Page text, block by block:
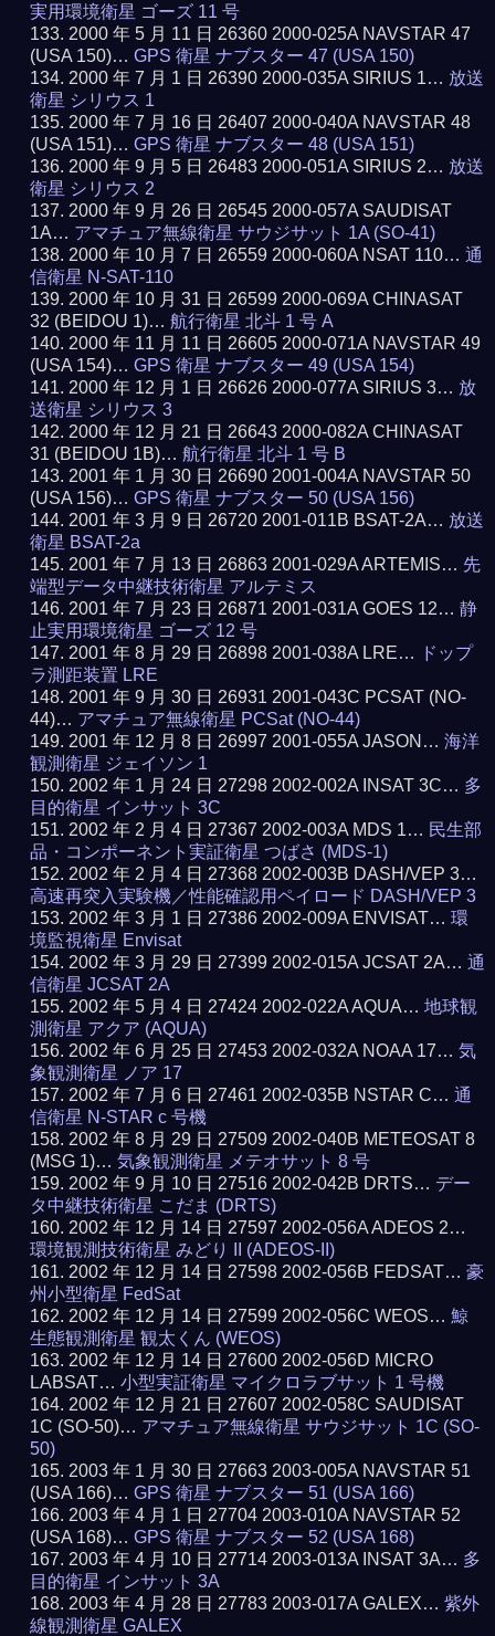
実用環境衛星 ゴーズ 11 号
2000 年 5 月 11 日 26360 2000-025A NAVSTAR 47
(USA 150)…GPS 衛星 ナブスター 47 (USA 150)
2000 年 7 月 1 日 26390 2000-035A SIRIUS 1… 放送
衛星 シリウス 1
2000 年 7 月 16 日 26407 2000-040A NAVSTAR 48
(USA 151)…GPS 衛星 ナブスター 48 (USA 151)
2000 年 9 月 5 日 26483 2000-051A SIRIUS 2… 放送
衛星 シリウス 2
2000 年 9 月 26 日 26545 2000-057A SAUDISAT
1A… アマチュア無線衛星 サウジサット 1A (SO-41)
2000 年 10 月 7 日 26559 2000-060A NSAT 110…通
信衛星 N-SAT-110
2000 年 10 月 31 日 26599 2000-069A CHINASAT
32 (BEIDOU 1)…航行衛星 北斗 1 号 A
2000 年 11 月 11 日 26605 2000-071A NAVSTAR 49
(USA 154)…GPS 衛星 ナブスター 49 (USA 154)
2000 年 12 月 1 日 26626 2000-077A SIRIUS 3… 放
送衛星 シリウス 3
2000 年 12 月 21 日 26643 2000-082A CHINASAT
31 (BEIDOU 1B)…航行衛星 北斗 1 号 B
2001 年 1 月 30 日 26690 2001-004A NAVSTAR 50
(USA 156)…GPS 衛星 ナブスター 50 (USA 156)
2001 年 3 月 9 日 26720 2001-011B BSAT-2A… 放送
衛星 BSAT-2a
2001 年 7 月 13 日 26863 2001-029A ARTEMIS… 先
端型データ中継技術衛星 アルテミス
2001 年 7 月 23 日 26871 2001-031A GOES 12…静
止実用環境衛星 ゴーズ 12 号
2001 年 8 月 29 日 26898 2001-038A LRE…
ドップ
ラ測距装置 LRE
2001 年 9 月 30 日 26931 2001-043C PCSAT (NO-
44)… アマチュア無線衛星 PCSat (NO-44)
2001 年 12 月 8 日 26997 2001-055A JASON…海洋
観測衛星 ジェイソン 1
2002 年 1 月 24 日 27298 2002-002A INSAT 3C… 多
目的衛星 インサット 3C
2002 年 2 月 4 日 27367 2002-003A MDS 1… 民生部
品・コンポーネント実証衛星 つばさ (MDS-1)
2002 年 2 月 4 日 27368 2002-003B DASH/VEP 3…
高速再突入実験機／性能確認用ペイロード DASH/VEP 3
2002 年 3 月 1 日 27386 2002-009A ENVISAT…環
境監視衛星 Envisat
2002 年 3 月 29 日 27399 2002-015A JCSAT 2A…通
信衛星 JCSAT 2A
2002 年 5 月 4 日 27424 2002-022A AQUA…地球観
測衛星 アクア (AQUA)
2002 年 6 月 25 日 27453 2002-032A NOAA 17…気
象観測衛星 ノア 17
2002 年 7 月 6 日 27461 2002-035B NSTAR C…通
信衛星 N-STAR c 号機
2002 年 8 月 29 日 27509 2002-040B METEOSAT 8
(MSG 1)…気象観測衛星 メテオサット 8 号
2002 年 9 月 10 日 27516 2002-042B DRTS… デー
タ中継技術衛星 こだま (DRTS)
2002 年 12 月 14 日 27597 2002-056A ADEOS 2…
環境観測技術衛星 みどり II (ADEOS-II)
2002 年 12 月 14 日 27598 2002-056B FEDSAT…豪
州小型衛星 FedSat
2002 年 12 月 14 日 27599 2002-056C WEOS…鯨
生態観測衛星 観太くん (WEOS)
2002 年 12 月 14 日 27600 2002-056D MICRO
LABSAT…小型実証衛星 マイクロラブサット 1 号機
2002 年 12 月 21 日 27607 2002-058C SAUDISAT
1C (SO-50)… アマチュア無線衛星 サウジサット 1C (SO-
50)
2003 年 1 月 30 日 27663 2003-005A NAVSTAR 51
(USA 166)…GPS 衛星 ナブスター 51 (USA 166)
2003 年 4 月 1 日 27704 2003-010A NAVSTAR 52
(USA 168)…GPS 衛星 ナブスター 52 (USA 168)
2003 年 4 月 10 日 27714 2003-013A INSAT 3A… 多
目的衛星 インサット 3A
2003 年 4 月 28 日 27783 2003-017A GALEX…紫外
線観測衛星 GALEX